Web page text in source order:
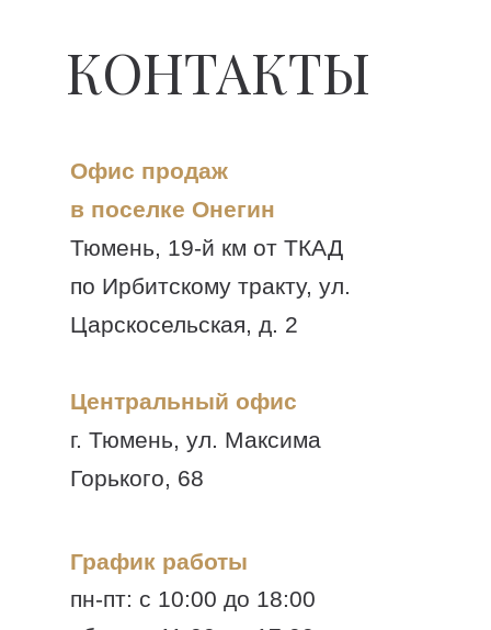
КОНТАКТЫ
Офис продаж
в поселке Онегин
Тюмень, 19-й км от ТКАД
по Ирбитскому тракту, ул.
Царскосельская, д. 2
Центральный офис
г. Тюмень, ул. Максима
Горького, 68
График работы
пн-пт: с 10:00 до 18:00